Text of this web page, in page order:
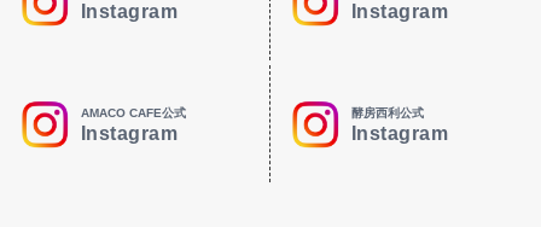
Instagram Instagram
AMACO CAFE公式
Instagram
酵房西利公式
Instagram